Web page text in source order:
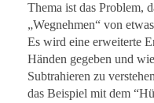
Thema ist das Problem,
„Wegnehmen“ von
Es wird eine erweiterte
Händen gegeben und
Subtrahieren zu
das Beispiel mit dem